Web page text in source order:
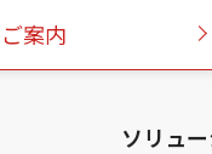
案内
ソリュ